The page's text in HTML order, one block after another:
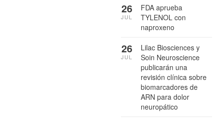
FDA aprueba
TYLENOL con
naproxeno
26
JUL
Lilac Biosciences y
Soin Neuroscience
publicarán una
revisión clínica sobre
biomarcadores de
ARN para dolor
neuropático
26
JUL